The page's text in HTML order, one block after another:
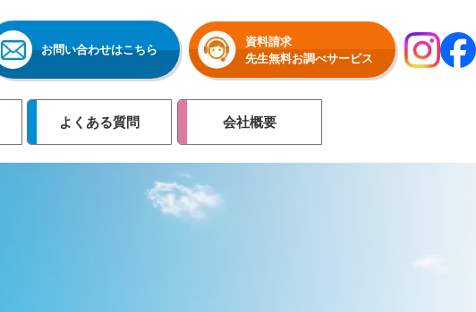
お問い合わせはこちら
資料請求
先生無料お調べサービス
よくある質問 会社概要